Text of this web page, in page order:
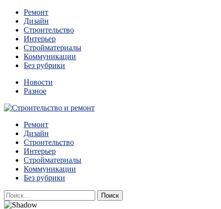
Перейти
содержимому
Ремонт
Дизайн
Строительство
Интерьер
Стройматериалы
Коммуникации
Без рубрики
Новости
Разное
Строительство и ремонт
Квартиры и дома, в которых живут разные люди, очень
отличаются между собой.
Ремонт
Дизайн
Строительство
Интерьер
Стройматериалы
Коммуникации
Без рубрики
Найти: